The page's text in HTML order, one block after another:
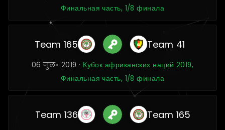
Финальная часть, 1/8 финала
Team 165 Team 41
06 जुल॰ 2019 · Кубок африканских наций 2019,
Финальная часть, 1/8 финала
Team 136 Team 165